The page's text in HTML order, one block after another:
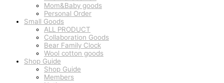
Mom&Baby goods
Personal Order
Small Goods
ALL PRODUCT
Collaboration Goods
Bear Family Clock
Wool cotton goods
Shop Guide
Shop Guide
Members